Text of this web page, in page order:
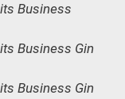
Business
Business Gin
Business Gin